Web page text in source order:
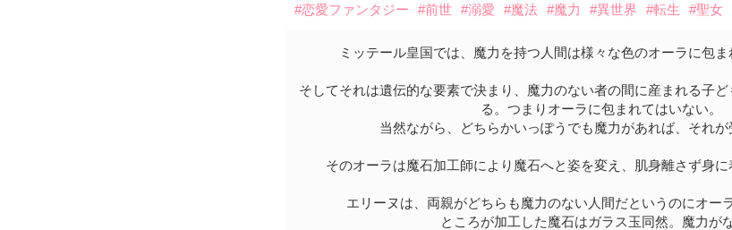
#恋愛ファンタジー #前世 #溺愛 #魔法 #魔力 #異世界 #転生 #聖女
ミッテール皇国では、魔力を持つ人間は様々な色のオーラに包ま
そしてそれは遺伝的な要素で決まり、魔力のない者の間に産まれる子
る。つまりオーラに包まれてはいない。
当然ながら、どちらかいっぽうでも魔力があれば、それが
そのオーラは魔石加工師により魔石へと姿を変え、肌身離さず身に
エリーヌは、両親がどちらも魔力のない人間だというのにオー
ところが加工した魔石はガラス玉同然。魔力がな